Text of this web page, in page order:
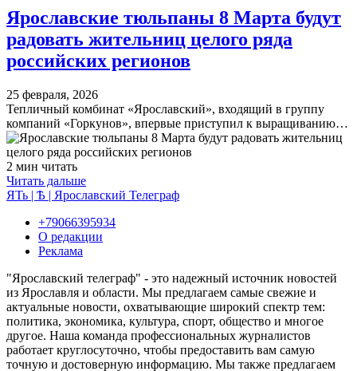
​Ярославские тюльпаны 8 Марта будут
радовать жительниц целого ряда
российских регионов
25 февраля, 2026
Тепличный комбинат «Ярославский», входящий в группу
компаний «Горкунов», впервые приступил к выращиванию…
2 мин читать
Читать дальше
ЯТь | Ѣ | Ярославский Телеграф
+79066395934
О редакции
Реклама
"Ярославский телеграф" - это надежный источник новостей
из Ярославля и области. Мы предлагаем самые свежие и
актуальные новости, охватывающие широкий спектр тем:
политика, экономика, культура, спорт, общество и многое
другое. Наша команда профессиональных журналистов
работает круглосуточно, чтобы предоставить вам самую
точную и достоверную информацию. Мы также предлагаем